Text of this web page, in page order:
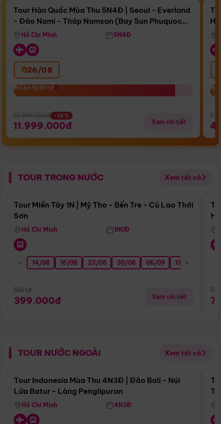
Còn15 ngày 20:15:09
Bay Sun Phuquoc Airways
Tour Hàn Quốc Mùa Thu 5N4Đ | Seoul - Everland
- Đảo Nami - Tháp Namsan (Bay Sun Phuquoc
Airways)
Hồ Chí Minh 5N4Đ
26/08
Còn 9/10 chỗ
Còn 9/10 chỗ
13.999.000đ -14%
11.999.000đ Xem chi tiết
TOUR TRONG NƯỚC Xem tất cả
Điểm nổi bật
Tour Miền Tây 1N | Mỹ Tho - Bến Tre - Cù Lao Thới
Sơn
Hồ Chí Minh 1N0Đ
14/08 16/08 23/08 30/08 06/09 13/09
Giá từ:
399.000đ Xem chi tiết
TOUR NƯỚC NGOÀI Xem tất cả
Điểm nổi bật
Tour Indonesia Mùa Thu 4N3Đ | Đảo Bali - Núi
Lửa Batur - Làng Penglipuran
Hồ Chí Minh 4N3Đ